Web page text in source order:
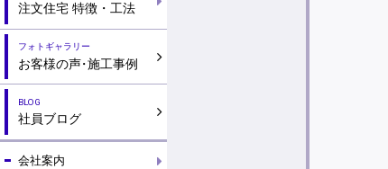
注文住宅 特徴・工法
フォトギャラリー
お客様の声・施工事例
BLOG
社員ブログ
会社案内